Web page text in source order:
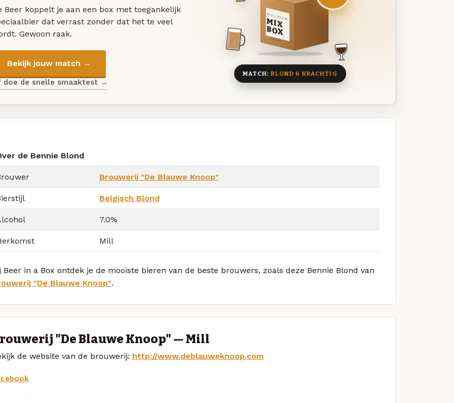
Beer koppelt je aan een box met toegankelijk
dat verrast zonder dat het te veel
Gewoon raak.
Bekijk jouw match →
doe de snelle smaaktest →
DEZE MAAND
MIX
BOX
8 BIEREN
MATCH:BLOND & KRACHTIG
de Bennie Blond
Brouwerij "De Blauwe Knoop"
Belgisch Blond
7.0%
Mill
Beer in a Box ontdek je de mooiste bieren van de beste brouwers, zoals deze Bennie Blond van
"De Blauwe Knoop".
"De Blauwe Knoop" — Mill
de website van de brouwerij: http://www.deblauweknoop.com